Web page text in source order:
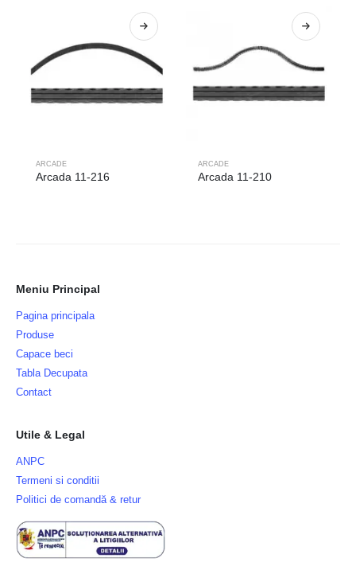
ARCADE
Arcada 11-216
ARCADE
Arcada 11-210
Meniu Principal
Pagina principala
Produse
Capace beci
Tabla Decupata
Contact
Utile & Legal
ANPC
Termeni si conditii
Politici de comandă & retur